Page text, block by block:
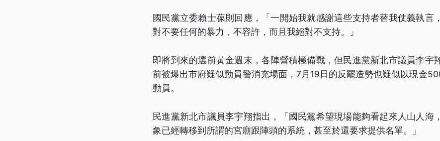
國民黨立委賴士葆則回應，「一開始我就感謝這些支持者替我仗義執言
對不要任何的暴力，不容許，而且我絕對不支持。」
即將到來的選前黃金週末，各陣營積極備戰，但民進黨新北市議員李宇
前被爆出市府疑似動員警消充場面，7月19日的反罷造勢也疑似以現金
動員。
民進黨新北市議員李宇翔指出，「國民黨希望現場能夠看起來人山人海
象已經轉移到所謂的宮廟跟陣頭的系統，甚至於還要求提供名單。」